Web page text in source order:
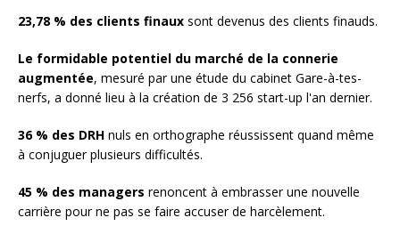
23,78 % des clients finaux sont devenus des clients finauds.
Le formidable potentiel du marché de la connerie
augmentée, mesuré par une étude du cabinet Gare-à-tes-
nerfs, a donné lieu à la création de 3 256 start-up l'an dernier.
36 % des DRH nuls en orthographe réussissent quand même
à conjuguer plusieurs difficultés.
45 % des managers renoncent à embrasser une nouvelle
carrière pour ne pas se faire accuser de harcèlement.